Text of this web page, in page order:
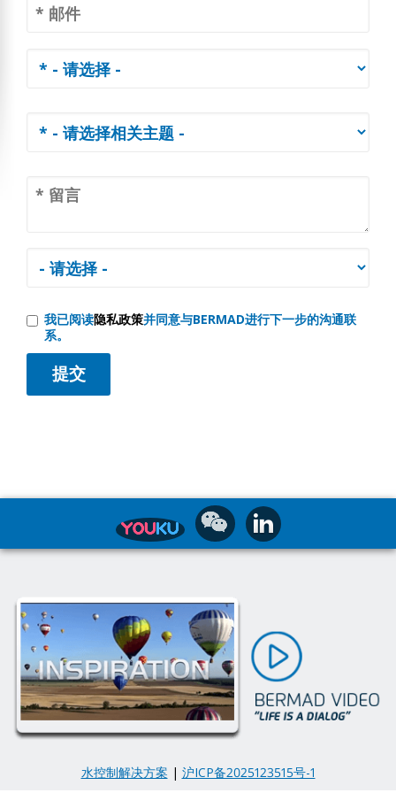
我已阅读隐私政策并同意与BERMAD进行下一步的沟通联
系。
水控制解决方案 | 沪ICP备2025123515号-1